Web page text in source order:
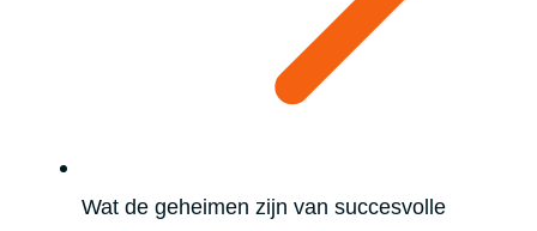
Wat de geheimen zijn van succesvolle